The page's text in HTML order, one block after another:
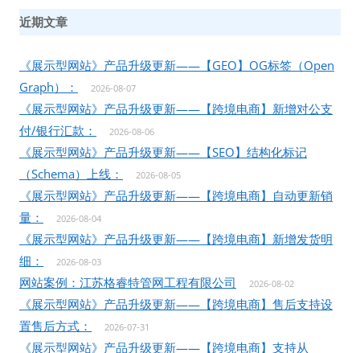
近期文章
《展示型网站》产品升级更新——【GEO】OG标签（Open
Graph）：
2026-08-07
《展示型网站》产品升级更新——【跨境电商】新增对公支
付/银行汇款：
2026-08-06
《展示型网站》产品升级更新——【SEO】结构化标记
（Schema）上线：
2026-08-05
《展示型网站》产品升级更新——【跨境电商】自动更新销
量：
2026-08-04
《展示型网站》产品升级更新——【跨境电商】新增发货明
细：
2026-08-03
网站案例：江苏格睿特管网工程有限公司 2026-08-02
《展示型网站》产品升级更新——【跨境电商】售后支持设
置售后方式：
2026-07-31
《展示型网站》产品升级更新——【跨境电商】支持从